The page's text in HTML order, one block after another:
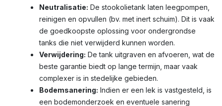
Neutralisatie: De stookolietank laten leegpompen,
reinigen en opvullen (bv. met inert schuim). Dit is vaak
de goedkoopste oplossing voor ondergrondse
tanks die niet verwijderd kunnen worden.
Verwijdering: De tank uitgraven en afvoeren, wat de
beste garantie biedt op lange termijn, maar vaak
complexer is in stedelijke gebieden.
Bodemsanering: Indien er een lek is vastgesteld, is
een bodemonderzoek en eventuele sanering